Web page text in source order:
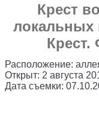
Крест
локальных
Крест.
Расположение:
Открыт: 2 августа
Дата съемки: